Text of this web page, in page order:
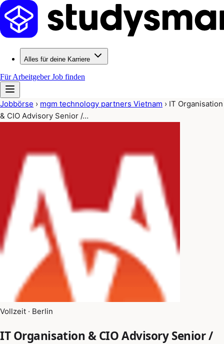
Alles für deine Karriere
Für ArbeitgeberJob finden
Jobbörse › mgm technology partners Vietnam › IT Organisation
& CIO Advisory Senior /…
Vollzeit · Berlin
IT Organisation & CIO Advisory Senior /